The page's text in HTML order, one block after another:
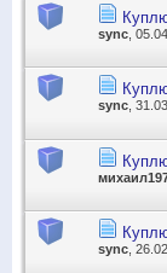
sync ,
sync ,
sync ,